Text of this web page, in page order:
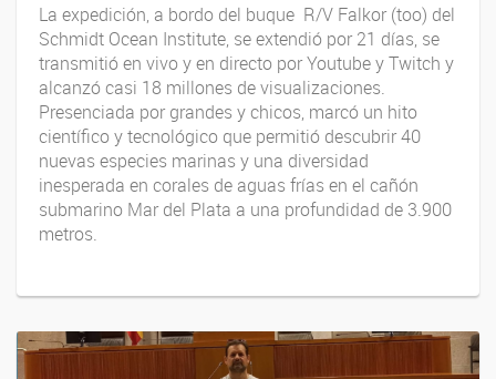
La expedición, a bordo del buque R/V Falkor (too) del
Schmidt Ocean Institute, se extendió por 21 días, se
transmitió en vivo y en directo por Youtube y Twitch y
alcanzó casi 18 millones de visualizaciones.
Presenciada por grandes y chicos, marcó un hito
científico y tecnológico que permitió descubrir 40
nuevas especies marinas y una diversidad
inesperada en corales de aguas frías en el cañón
submarino Mar del Plata a una profundidad de 3.900
metros.